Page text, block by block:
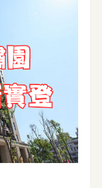
路2分鐘就到新
西路河濱公
球場、大片草
鐘至好市多中
步行11分鐘可
運橋和站。 ▼
面圖 ▼遠雄日
遠雄日安A1家
日安健身房 ▼
安交誼廳 ▼遠雄